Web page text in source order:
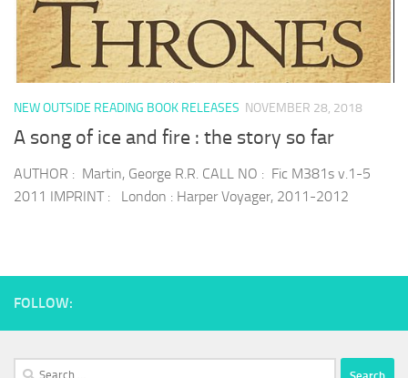
NEW OUTSIDE READING BOOK RELEASES NOVEMBER 28, 2018
A song of ice and fire : the story so far
AUTHOR : Martin, George R.R. CALL NO : Fic M381s v.1-5
2011 IMPRINT : London : Harper Voyager, 2011-2012
FOLLOW:
Search